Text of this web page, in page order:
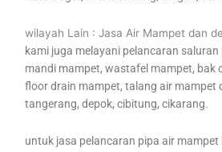
wilayah Lain : Jasa Air Mampet dan
kami juga melayani pelancaran
mandi mampet, wastafel mampet, bak
floor drain mampet, talang air mampet
tangerang, depok, cibitung, cikarang.
untuk jasa pelancaran pipa air mampet